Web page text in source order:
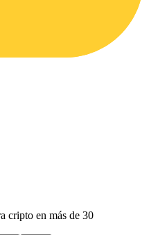
cripto en más de 30